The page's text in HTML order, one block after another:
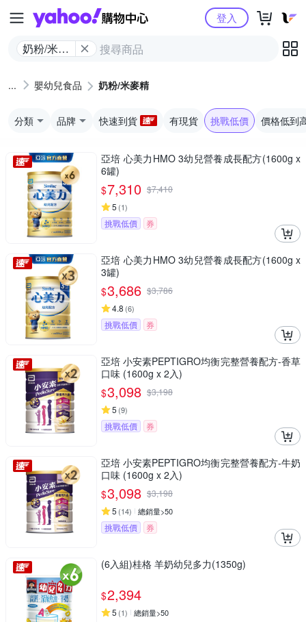
Yahoo購物中心
奶粉/米麥
登入
嬰幼兒食品 奶粉/米麥精
分類 品牌 快速到貨 有現貨 挑戰低價 價格低到
亞培 心美力HMO 3幼兒營養成長配方(1600g x
6罐)
$7,310 $7,410
5 (1)
挑戰低價 券
亞培 心美力HMO 3幼兒營養成長配方(1600g x
3罐)
$3,686 $3,786
4.8 (6)
挑戰低價 券
亞培 小安素PEPTIGRO均衡完整營養配方-香草
口味 (1600g x 2入)
$3,098 $3,198
5 (9)
挑戰低價 券
亞培 小安素PEPTIGRO均衡完整營養配方-牛奶
口味 (1600g x 2入)
$3,098 $3,198
5 (14) 總銷量>50
挑戰低價 券
(6入組)桂格 羊奶幼兒多力(1350g)
$2,394
5 (1) 總銷量>50